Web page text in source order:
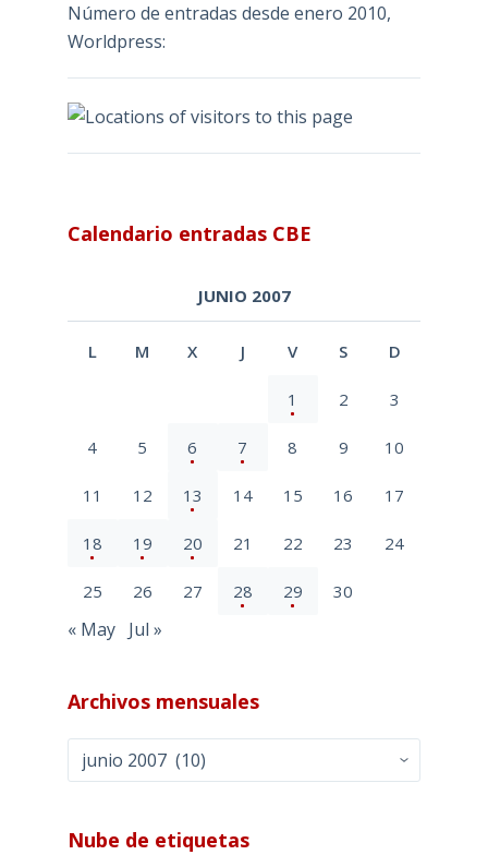
Número de entradas desde enero 2010,
Worldpress:
Calendario entradas CBE
JUNIO 2007
L M X J V S D
1 2 3
4 5 6 7 8 9 10
11 12 13 14 15 16 17
18 19 20 21 22 23 24
25 26 27 28 29 30
« May Jul »
Archivos mensuales
Archivos
mensuales
Nube de etiquetas